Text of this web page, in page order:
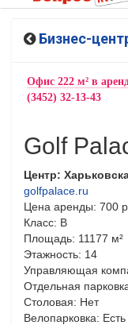
Бизнес-
Офис 222 м² в
(3452) 32-13-43
Golf
Центр:
golfpalace.ru
Цена аренды: 700
Класс: B
Площадь: 11177 м²
Этажность: 14
Управляющая
Отдельная
Столовая: Нет
Велопарковка: Есть